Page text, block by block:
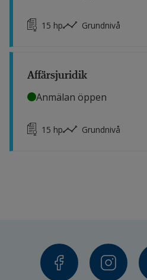
15 hp Grundnivå
Affärsjuridik
Anmälan öppen
15 hp Grundnivå